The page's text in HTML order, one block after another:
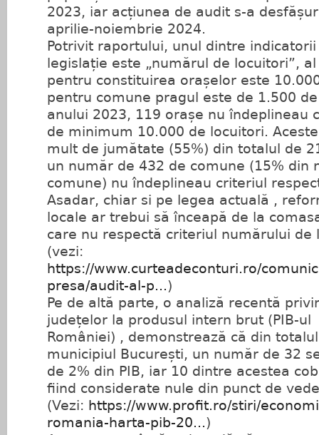
2023, iar acțiunea de audit s-a
aprilie-noiembrie 2024.
Potrivit raportului, unul dintre
legislație este „numărul de locuitori”,
pentru constituirea orașelor este
pentru comune pragul este de 1.500
anului 2023, 119 orașe nu îndeplineau
de minimum 10.000 de locuitori.
mult de jumătate (55%) din totalul de
un număr de 432 de comune (15% din
comune) nu îndeplineau criteriul
Asadar, chiar si pe legea actuală ,
locale ar trebui să înceapă de la
care nu respectă criteriul numărului de
(vezi:
https://www.curteadeconturi.ro/
presa/audit-al-p...)
Pe de altă parte, o analiză recentă
județelor la produsul intern brut (PIB-ul
României) , demonstrează că din
municipiul București, un număr de 32
de 2% din PIB, iar 10 dintre acestea
fiind considerate nule din punct de
(Vezi: https://www.profit.ro/stiri/
romania-harta-pib-20...)